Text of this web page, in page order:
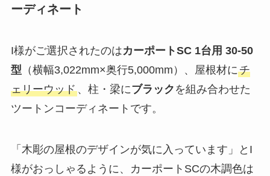
ーディネート
I様がご選択されたのはカーポートSC 1台用 30-50
型 （横幅3,022mm×奥行5,000mm）、屋根材にチ
ェリーウッド、柱・梁にブラック を組み合わせた
ツートンコーディネートです。
「木彫の屋根のデザインが気に入っています」とI
様がおっしゃるように、カーポートSCの木調色は